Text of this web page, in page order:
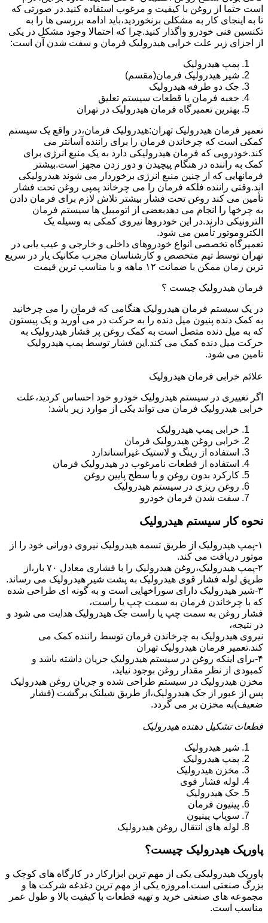
است حتما از روغن با کیفیت و مرغوب استفاده کنید.در صورتی که
تا به اینجای کار به مشکلی برنخوردید،باید ادامه بررسی ها را به
تکنسین فنی خودرو واگذار کنید.چرا که احتمالا وجود مشکل در یکی
از اجزای زیر علت خرابی هیدرولیک فرمان و سفت شدن آن است:
پمپ هیدرولیک
شیر هیدرولیک فرمان(مقسم)
جک دو طرفه هیدرولیک
جعبه فرمان یا قطعات سیستم تعلیق
بهترین تعمیرگاه فرمان هیدرولیک در تهران
تعمیر فرمان هیدرولیک تهران:هیدرولیک فرمان،در واقع یک سیستم
کمکی است که چرخاندن فرمان را برای راننده آسانتر می
کند.خودرویی که فرمان هیدرولیکی دارد به یک منبع انرژی برای
کمک به راننده در هنگام پیچیدن و دور زدن مجهز است.بیشتر
فرمانهایی که از چنین منبع انرژی برخوردار می شوند هیدرولیکی
اند.وقتی راننده فلکه فرمان را می چرخاند پمپی روغن تحت فشار
تأمین می کند روغن تحت فشار بیشتر تلاش لازم برای فرمان دادن
به چرخها را انجام می دهدبعضی از اتومبیل ها سیستم فرمان
الترونیکی دارند.در این خودروها نیروی کمکی به وسیله یک
الکتروموتور تأمین می شود.
تعمیرگاه تخصصی انواع خودروهای داخلی و خارجی و عیب یابی در
تهران توسط تیم متخصص و کارشناسان مجرب مکانیک یار در سریع
ترین زمان ممکن با ضمانت ۱۲ ماهه و با مناسب ترین قیمت
فرمان هیدرولیک چیست ؟
در یک سیستم فرمان هیدرولیک هنگامی که فرمان را می چرخانید
به کمک دنده پنیون میل دنده را به حرکت در می آورید و یک پیستون
که به میل دنده متصل است به کمک روغن پر فشار هیدرولیک به
حرکت میل دنده کمک می کند.این فشار توسط پمپ هیدرولیک
تامین می شود.
علائم خرابی فرمان هیدرولیک
اگر تغییری در سیستم هیدرولیک خودرو خود احساس کردید،علت
خرابی هیدرولیک فرمان می تواند یکی از موارد زیر باشد:
خرابی پمپ هیدرولیک
خرابی روغن هیدرولیک فرمان
استفاده از رینگ و لاستیک غیراستاندارد
استفاده از قطعات نامرغوب در هیدرولیک فرمان
کارکرد بدون روغن و یا سطح پایین روغن
روغن ریزی در سیستم هیدرولیک
سفت شدن فرمان خودرو
نحوه کار سیستم هیدرولیک
۱-پمپ هیدرولیک از طریق تسمه هیدرولیک نیروی دورانی خود را از
موتور دریافت می کند.
۲-پمپ هیدرولیک،روغن هیدرولیک را با فشاری معادل ۷۰ بار،از
طریق لوله فشار قوی هیدرولیک به پشت شیر هیدرولیک می رساند.
۳-شیر هیدرولیک دارای سوراخهایی است و به گونه ای طراحی شده
که با چرخاندن فرمان به سمت چپ یا راست،
فشار روغن به سمت چپ یا راست جک هیدرولیک هدایت می شود و
در نتیجه،
نیروی هیدرولیک به چرخاندن فرمان توسط راننده کمک می
کند.تعمیر فرمان هیدرولیک تهران
۴-برای اینکه روغن در سیستم هیدرولیک جریان داشته باشد و
کمبودی از نظر مقدار روغن بوجود نیاید،
مخزن هیدرولیک در سیستم طراحی شده و جریان روغن هیدرولیک
پس از عبور از جک هیدرولیک،از طریق شیلنک برگشت (فشار
ضعیف)به مخزن بر می گردد.
قطعات تشکیل دهنده هیدرولیک
شیر هیدرولیک
پمپ هیدرولیک
مخزن هیدرولیک
لوله فشار قوی
جک هیدرولیک
پینیون فرمان
سوپاپ پینیون
لوله های انتقال روغن هیدرولیک
پاورپک هیدرولیک چیست؟
پاورپک هیدرولیکی یکی از مهم ترین ابزارکار در کارگاه های کوچک و
بزرگ صنعتی است.امروزه یکی از مهم ترین دغدغه شرکت ها و
مجموعه های صنعتی خرید و تهیه قطعات با کیفیت بالا و طول عمر
مناسب است.